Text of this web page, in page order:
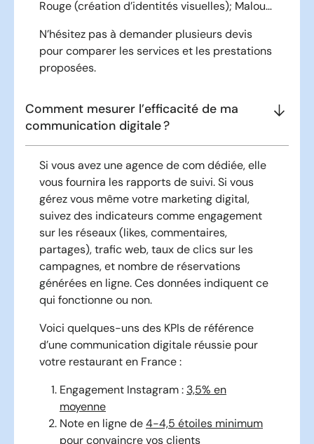
Rouge (création d’identités visuelles); Malou…
N’hésitez pas à demander plusieurs devis
pour comparer les services et les prestations
proposées.
Comment mesurer l’efficacité de ma
communication digitale ?
Si vous avez une agence de com dédiée, elle
vous fournira les rapports de suivi. Si vous
gérez vous même votre marketing digital,
suivez des indicateurs comme engagement
sur les réseaux (likes, commentaires,
partages), trafic web, taux de clics sur les
campagnes, et nombre de réservations
générées en ligne. Ces données indiquent ce
qui fonctionne ou non.
Voici quelques-uns des KPIs de référence
d’une communication digitale réussie pour
votre restaurant en France :
Engagement Instagram : 3,5% en
moyenne
Note en ligne de4-4,5 étoiles minimum
pour convaincre vos clients